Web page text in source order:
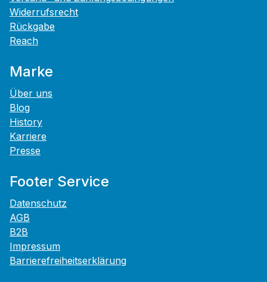
Widerrufsrecht
Rückgabe
Reach
Marke
Über uns
Blog
History
Karriere
Presse
Footer Service
Datenschutz
AGB
B2B
Impressum
Barrierefreiheitserklärung